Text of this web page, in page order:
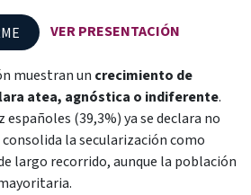
VER PRESENTACIÓN
muestran un crecimiento de
atea, agnóstica o indiferente.
españoles (39,3%) ya se declara no
la secularización como
largo recorrido, aunque la población